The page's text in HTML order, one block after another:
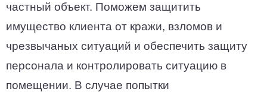
частный объект. Поможем защитить
имущество клиента от кражи, взломов и
чрезвычаных ситуаций и обеспечить защиту
персонала и контролировать ситуацию в
помещении. В случае попытки